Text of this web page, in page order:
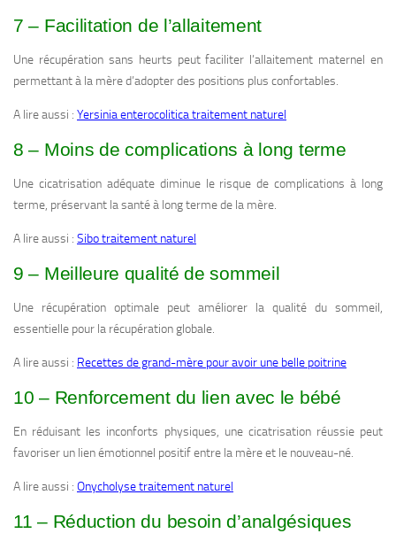
7 – Facilitation de l’allaitement
Une récupération sans heurts peut faciliter l’allaitement maternel en
permettant à la mère d’adopter des positions plus confortables.
A lire aussi : Yersinia enterocolitica traitement naturel
8 – Moins de complications à long terme
Une cicatrisation adéquate diminue le risque de complications à long
terme, préservant la santé à long terme de la mère.
A lire aussi : Sibo traitement naturel
9 – Meilleure qualité de sommeil
Une récupération optimale peut améliorer la qualité du sommeil,
essentielle pour la récupération globale.
A lire aussi : Recettes de grand-mère pour avoir une belle poitrine
10 – Renforcement du lien avec le bébé
En réduisant les inconforts physiques, une cicatrisation réussie peut
favoriser un lien émotionnel positif entre la mère et le nouveau-né.
A lire aussi : Onycholyse traitement naturel
11 – Réduction du besoin d’analgésiques